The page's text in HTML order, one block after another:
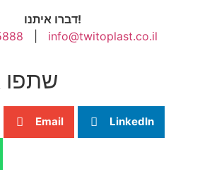
דברו איתנו!
info@twitoplast.co.il
שתפו
Email LinkedIn